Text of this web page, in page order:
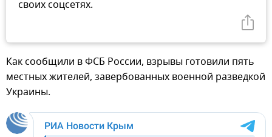
своих соцсетях.
Как сообщили в ФСБ России, взрывы готовили пять
местных жителей, завербованных военной разведкой
Украины.